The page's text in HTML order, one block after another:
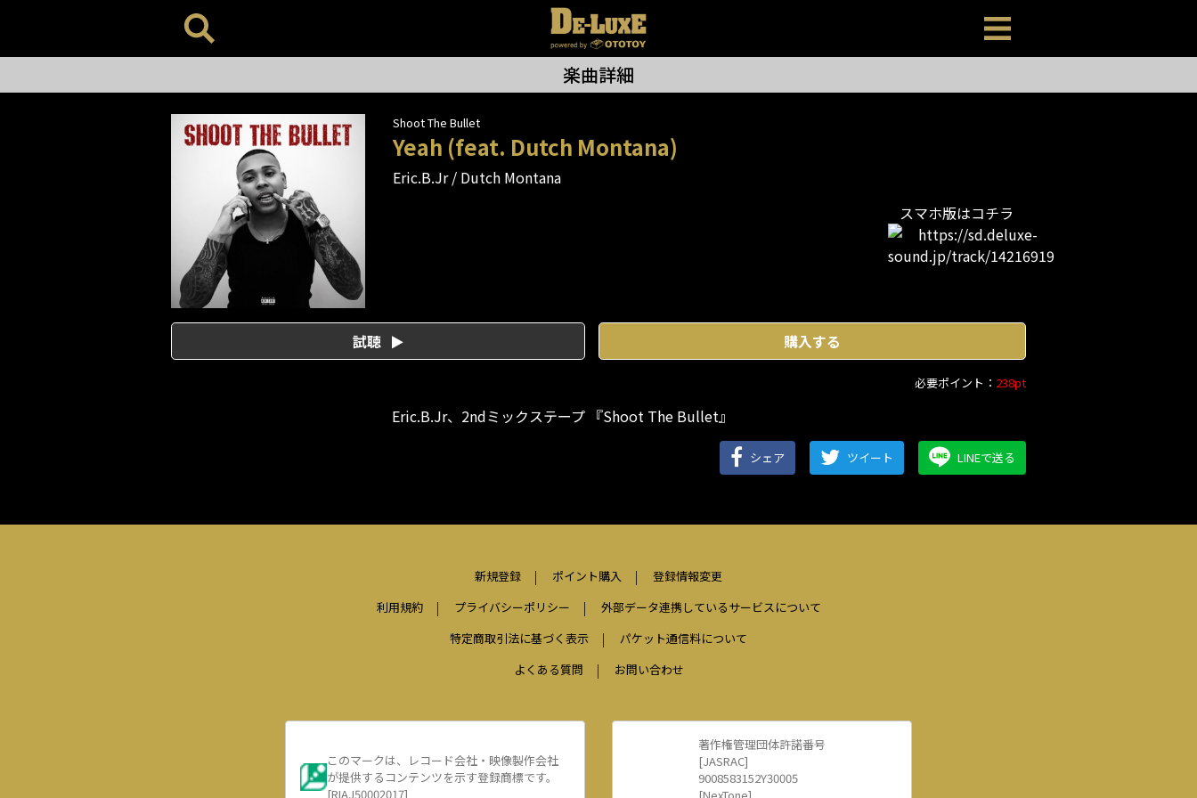
楽曲詳細
Shoot The Bullet
Yeah (feat. Dutch Montana)
Eric.B.Jr
Dutch Montana
スマホ版はコチラ
試聴 購入する
必要ポイント： 238pt
Eric.B.Jr、2ndミックステープ 『Shoot The Bullet』
シェア ツイート LINEで送る
新規登録 ポイント購入
登録情報変更
利用規約
プライバシーポリシー
外部データ連携しているサービスについて
特定商取引法に基づく表示
パケット通信料について
よくある質問
お問い合わせ
このマークは、レコード会社・映像製作会社
が提供するコンテンツを示す登録商標です。
[RIAJ50002017]
著作権管理団体許諾番号
[JASRAC]
9008583152Y30005
[NexTone]